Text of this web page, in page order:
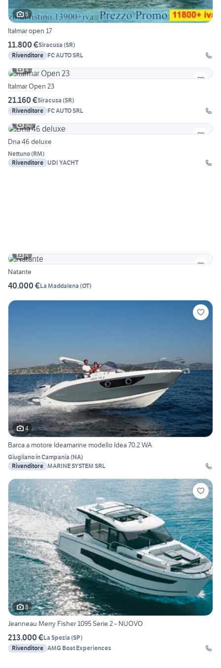
5
Italmar open 17
11.800 €Siracusa (SR)
Rivenditore FC AUTO SRL
4
Italmar Open 23
21.160 €Siracusa (SR)
Rivenditore FC AUTO SRL
30
Dna 46 deluxe
Nettuno(RM)
Rivenditore UDI YACHT
4
Natante
40.000 €La Maddalena (OT)
4
Barca a motore Ideamarine modello Idea 70.2 WA
Giugliano in Campania (NA)
Rivenditore MARINE SYSTEM SRL
8
Jeanneau Merry Fisher 1095 Serie 2 - NUOVO
213.000 €La Spezia (SP)
Rivenditore AMG Boat Experiences